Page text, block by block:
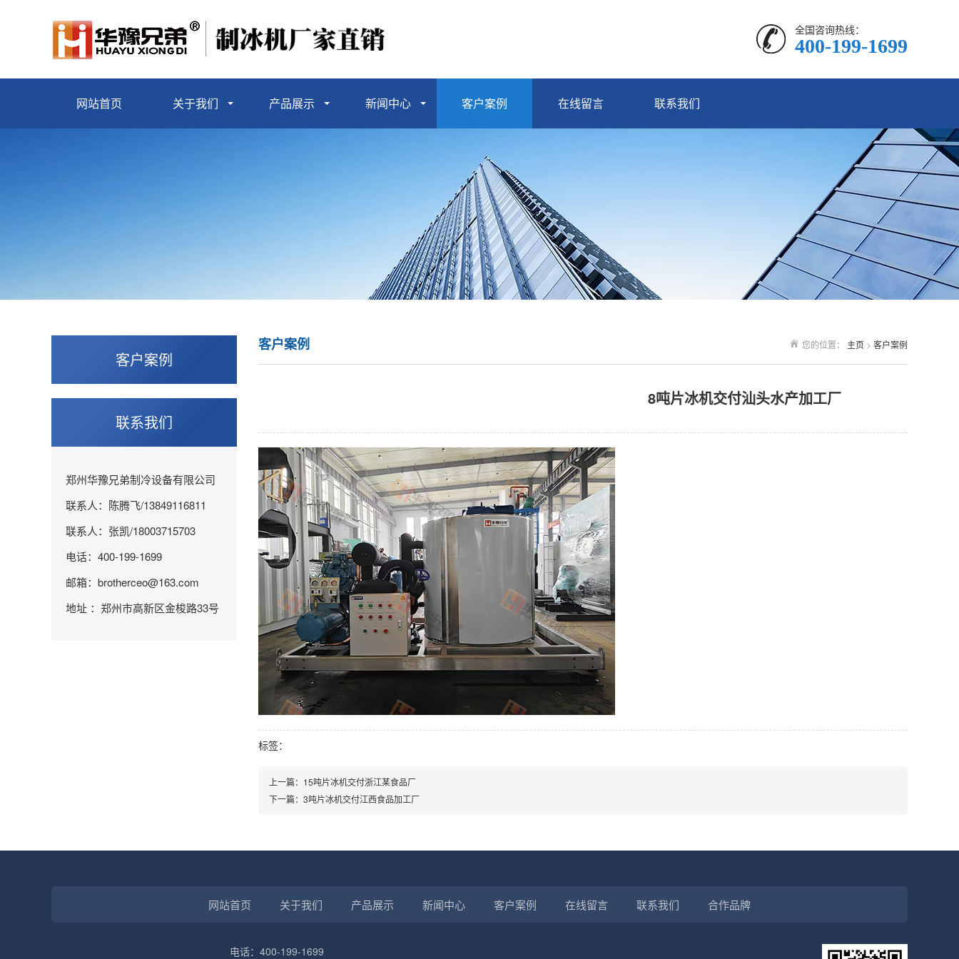
全国咨询热线：
400-199-1699
网站首页 关于我们 产品展示 新闻中心 客户案例 在线留言 联系我们
客户案例
联系我们
郑州华豫兄弟制冷设备有限公司
联系人：陈腾飞/13849116811
联系人：张凯/18003715703
电话：400-199-1699
邮箱：brotherceo@163.com
地址 ：郑州市高新区金梭路33号
您的位置： 主页 > 客户案例
客户案例
8吨片冰机交付汕头水产加工厂
标签：
上一篇：15吨片冰机交付浙江某食品厂
下一篇：3吨片冰机交付江西食品加工厂
网站首页 关于我们 产品展示 新闻中心 客户案例 在线留言 联系我们 合作品牌
电话：400-199-1699